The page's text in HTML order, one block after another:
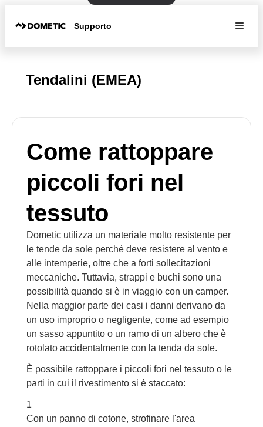
Supporto
Tendalini (EMEA)
Come rattoppare
piccoli fori nel
tessuto
Dometic utilizza un materiale molto resistente per
le tende da sole perché deve resistere al vento e
alle intemperie, oltre che a forti sollecitazioni
meccaniche. Tuttavia, strappi e buchi sono una
possibilità quando si è in viaggio con un camper.
Nella maggior parte dei casi i danni derivano da
un uso improprio o negligente, come ad esempio
un sasso appuntito o un ramo di un albero che è
rotolato accidentalmente con la tenda da sole.
È possibile rattoppare i piccoli fori nel tessuto o le
parti in cui il rivestimento si è staccato:
1
Con un panno di cotone, strofinare l'area